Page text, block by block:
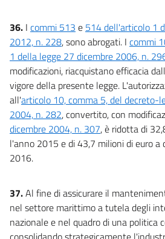
36. I commi 513 e 514 dell'articolo 1
2012, n. 228, sono abrogati. I commi
1 della legge 27 dicembre 2006, n.
modificazioni, riacquistano efficacia
vigore della presente legge.
all'articolo 10, comma 5, del decreto-
2004, n. 282, convertito, con
dicembre 2004, n. 307, è ridotta di
l'anno 2015 e di 43,7 milioni di euro a
2016.
37.Al fine di assicurare il
nel settore marittimo a tutela degli
nazionale e nel quadro di una politica